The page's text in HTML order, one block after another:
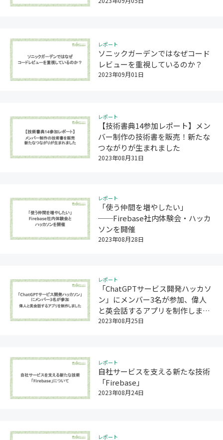
レポート
ソニックガーデンではなぜコード
レビューを重視しているのか？
2023年09月01日
レポート
【技術書典14参加レポート】メン
バー制作の技術書を販売！新たな
つながりが生まれました
2023年08月31日
レポート
「使う仲間を増やしたい」
──Firebase社内体験会・ハッカ
ソンを開催
2023年08月28日
レポート
「ChatGPTサービス開発ハッカソ
ン」にメンバー3名が参加、偉人
と英会話するアプリを制作しまし
た。
2023年08月25日
レポート
自社サービスを支える新たな技術
「Firebase」
2023年08月24日
レポート